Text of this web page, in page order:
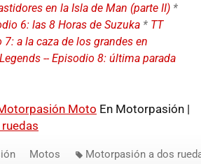
en la Isla de Man (parte II) *
6: las 8 Horas de Suzuka * TT
7: a la caza de los grandes en
-- Episodio 8: última parada
Moto En Motorpasión |
Motos Motorpasión a dos